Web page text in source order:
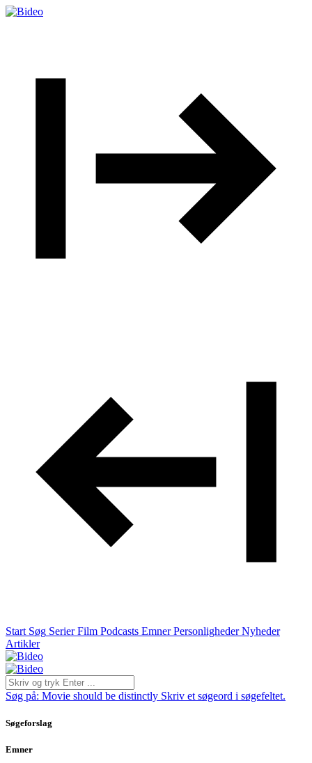
Start Søg Serier Film Podcasts Emner Personligheder Nyheder
Artikler
Søg på: Movie should be distinctly Skriv et søgeord i søgefeltet.
Søgeforslag
Emner